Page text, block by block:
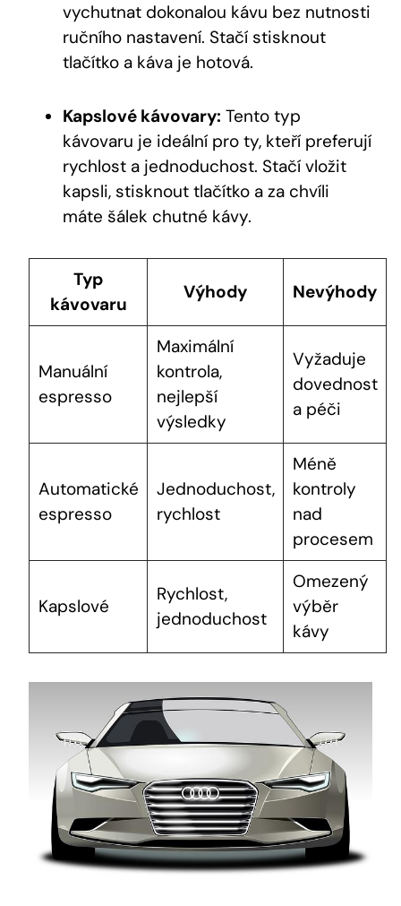
vychutnat dokonalou kávu bez nutnosti
ručního nastavení. Stačí stisknout
tlačítko a káva je hotová.
Kapslové kávovary: Tento typ
kávovaru je⁢ ideální pro ty,​ kteří preferují
rychlost ⁤a jednoduchost. Stačí⁤ vložit
kapsli,‌ stisknout tlačítko a za chvíli
máte⁢ šálek ⁢chutné‍ kávy.
Typ
kávovaru
Výhody Nevýhody
Manuální
espresso
Maximální
kontrola,
nejlepší
výsledky
Vyžaduje
dovednost
a péči
Automatické
espresso
Jednoduchost,
rychlost
Méně
kontroly
nad‍
procesem
Kapslové
Rychlost,
jednoduchost
Omezený
výběr
kávy